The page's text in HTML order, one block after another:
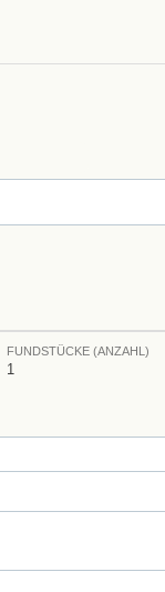
FUNDSTÜCKE (ANZAHL)
1